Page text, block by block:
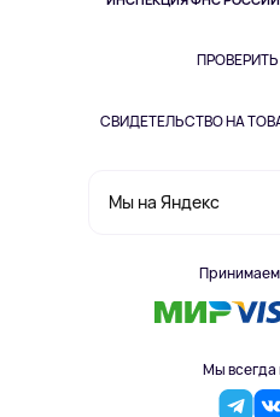
СВИДЕТЕЛЬСТВО НА
Мы на Яндекс
Принимаем
Мы всегда
Одежда и аксессуары